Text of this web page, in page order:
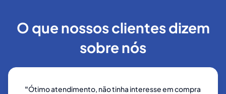
O que nossos clientes dizem
sobre nós
"Ótimo atendimento, não tinha interesse em compra